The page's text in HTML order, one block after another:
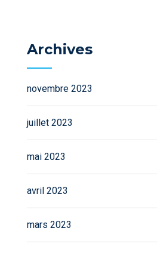
Archives
novembre 2023
juillet 2023
mai 2023
avril 2023
mars 2023